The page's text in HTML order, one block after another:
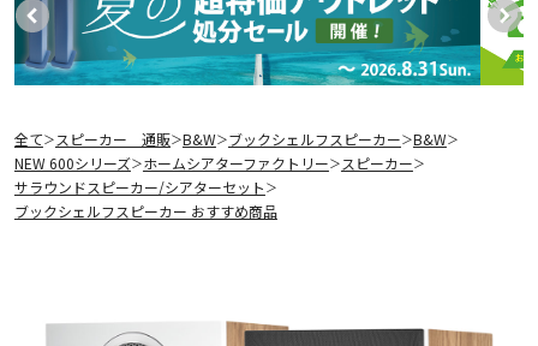
全て＞ スピーカー 通販＞B&W＞ブックシェルフスピーカー＞B&W＞
NEW 600シリーズ＞ホームシアターファクトリー＞ スピーカー＞
サラウンドスピーカー/シアターセット ＞
ブックシェルフスピーカー おすすめ商品